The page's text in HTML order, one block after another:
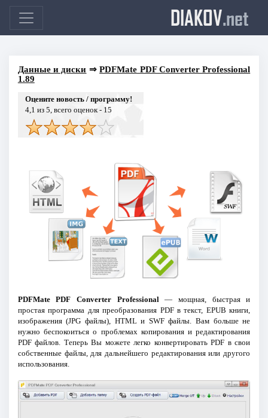
DIAKOV.net
Данные и диски ⇒PDFMate PDF Converter Professional
1.89
Оцените новость / программу!
4,1 из 5, всего оценок - 15
PDFMate PDF Converter Professional — мощная, быстрая и
простая программа для преобразования PDF в текст, EPUB книги,
изображения (JPG файлы), HTML и SWF файлы. Вам больше не
нужно беспокоиться о проблемах копирования и редактирования
PDF файлов. Теперь Вы можете легко конвертировать PDF в свои
собственные файлы, для дальнейшего редактирования или другого
использования.